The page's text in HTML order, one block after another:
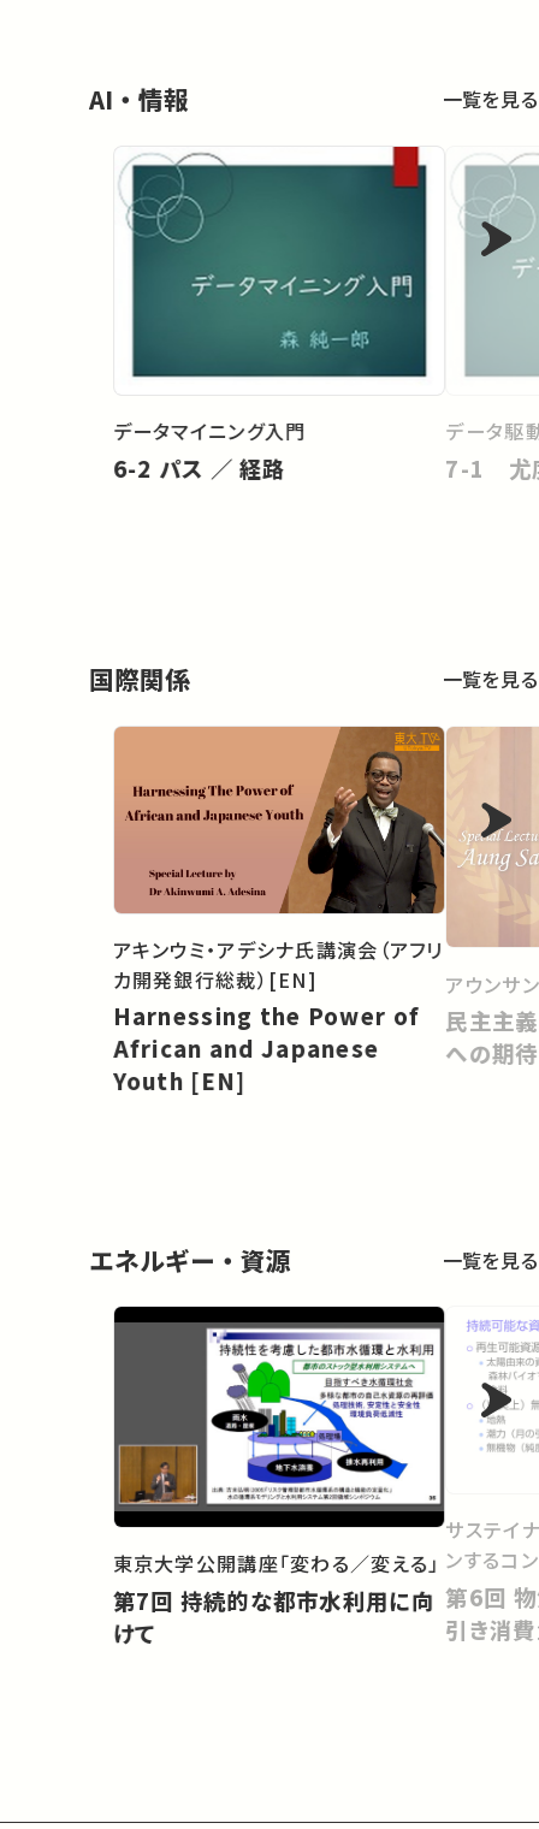
AI・情報 一覧を見る
データマイニング入門
6-2 パス ／ 経路
データ駆
7-1 尤
国際関係 一覧を見る
アキンウミ・アデシナ氏講演会（アフリ
カ開発銀行総裁）[EN]
Harnessing the Power of
African and Japanese
Youth [EN]
アウンサ
民主主
への期待
エネルギー・資源 一覧を見る
東京大学公開講座「変わる／変える」
第7回 持続的な都市水利用に向
けて
サステイ
ンするコ
第6回 物質とエネルギーの差し
引き消